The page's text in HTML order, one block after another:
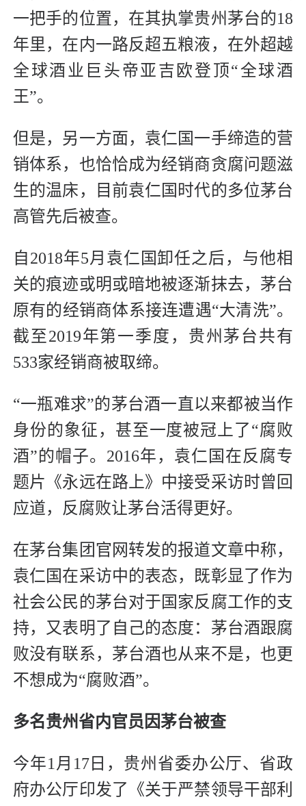
一把手的位置，在其执掌贵州茅台的18
年里，在内一路反超五粮液，在外超越
全球酒业巨头帝亚吉欧登顶“全球酒
王”。
但是，另一方面，袁仁国一手缔造的营
销体系，也恰恰成为经销商贪腐问题滋
生的温床，目前袁仁国时代的多位茅台
高管先后被查。
自2018年5月袁仁国卸任之后，与他相
关的痕迹或明或暗地被逐渐抹去，茅台
原有的经销商体系接连遭遇“大清洗”。
截至2019年第一季度，贵州茅台共有
533家经销商被取缔。
“一瓶难求”的茅台酒一直以来都被当作
身份的象征，甚至一度被冠上了“腐败
酒”的帽子。2016年，袁仁国在反腐专
题片《永远在路上》中接受采访时曾回
应道，反腐败让茅台活得更好。
在茅台集团官网转发的报道文章中称，
袁仁国在采访中的表态，既彰显了作为
社会公民的茅台对于国家反腐工作的支
持，又表明了自己的态度：茅台酒跟腐
败没有联系，茅台酒也从来不是，也更
不想成为“腐败酒”。
多名贵州省内官员因茅台被查
今年1月17日，贵州省委办公厅、省政
府办公厅印发了《关于严禁领导干部利